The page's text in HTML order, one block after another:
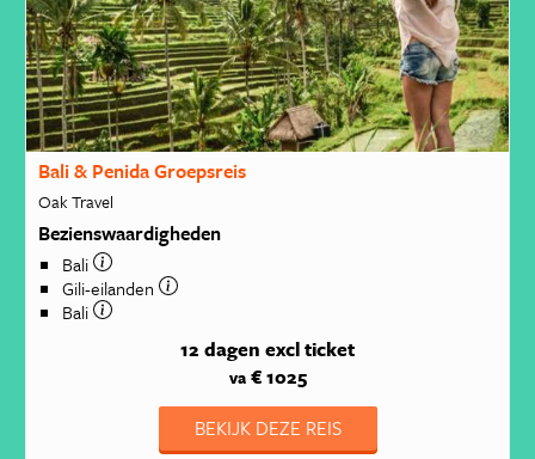
Bali & Penida Groepsreis
Oak Travel
Bezienswaardigheden
Bali
Gili-eilanden
Bali
12 dagen excl ticket
va€ 1025
BEKIJK DEZE REIS